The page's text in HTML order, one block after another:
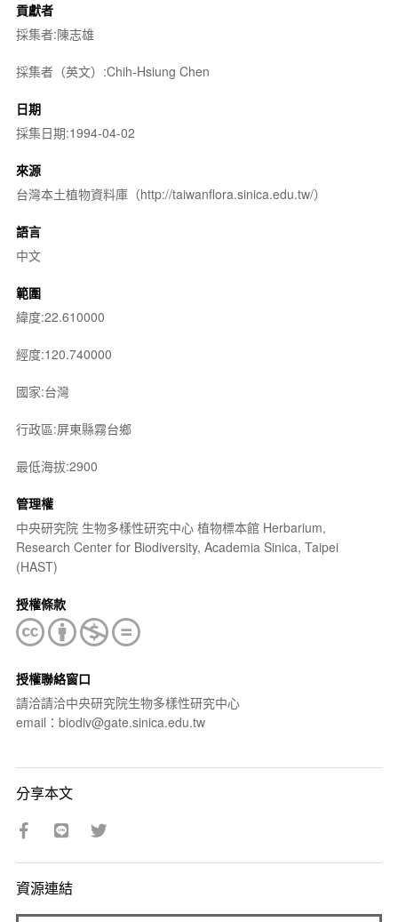
貢獻者
採集者:陳志雄
採集者（英文）:Chih-Hsiung Chen
日期
採集日期:1994-04-02
來源
台灣本土植物資料庫（http://taiwanflora.sinica.edu.tw/）
語言
中文
範圍
緯度:22.610000
經度:120.740000
國家:台灣
行政區:屏東縣霧台鄉
最低海拔:2900
管理權
中央研究院 生物多樣性研究中心 植物標本館 Herbarium,
Research Center for Biodiversity, Academia Sinica, Taipei
(HAST)
授權條款
授權聯絡窗口
請洽請洽中央研究院生物多樣性研究中心
email：biodiv@gate.sinica.edu.tw
分享本文
資源連結